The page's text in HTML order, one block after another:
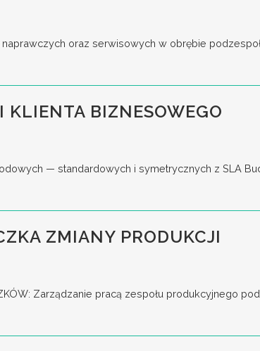
oraz serwisowych w obrębie
BIZNESOWEGO
— standardowych i symetrycznych z SLA
ZMIANY PRODUKCJI
Zarządzanie pracą zespołu produkcyjnego